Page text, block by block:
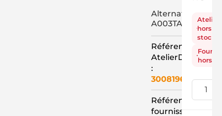
Alternateur
A003TA9091
Référence
AtelierD
:
3008196
Référence
fournisseur
Atelier
hors
stock
hors